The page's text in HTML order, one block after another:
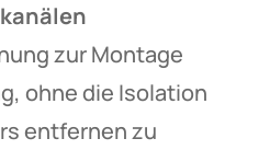
zur Montage
ohne die Isolation
entfernen zu